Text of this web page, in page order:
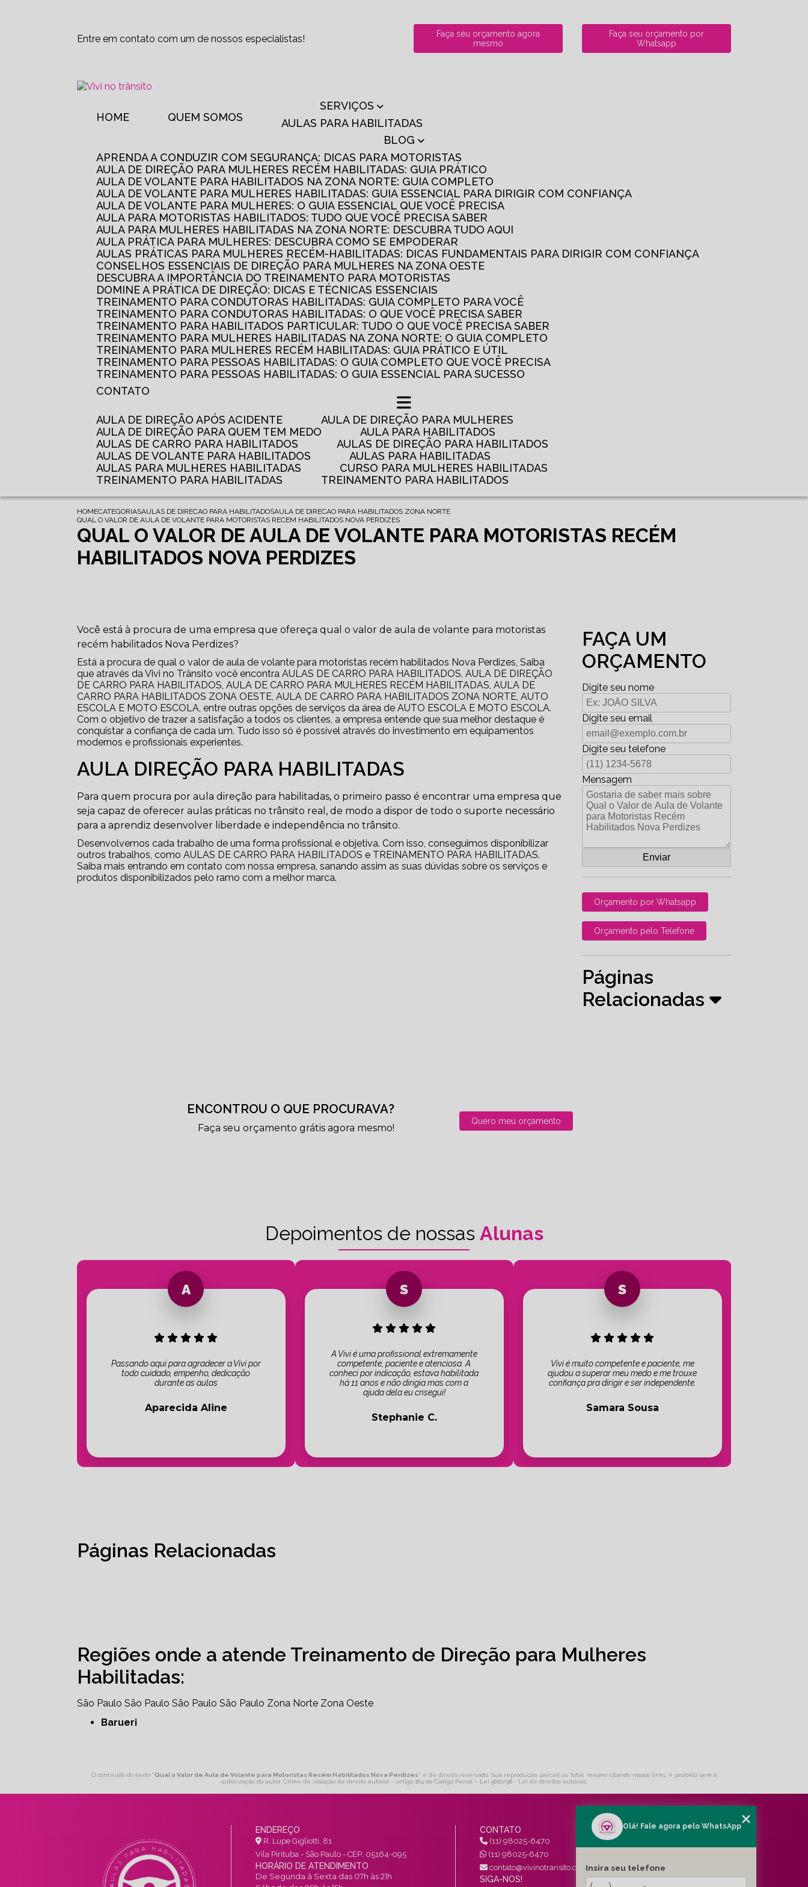
Entre em contato com um de nossos especialistas!
Faça seu orçamento agora
mesmo
Faça seu orçamento por
Whatsapp
HOME QUEM SOMOS
SERVIÇOS
AULAS PARA HABILITADAS
BLOG
APRENDA A CONDUZIR COM SEGURANÇA: DICAS PARA MOTORISTAS
AULA DE DIREÇÃO PARA MULHERES RECÉM HABILITADAS: GUIA PRÁTICO
AULA DE VOLANTE PARA HABILITADOS NA ZONA NORTE: GUIA COMPLETO
AULA DE VOLANTE PARA MULHERES HABILITADAS: GUIA ESSENCIAL PARA DIRIGIR COM CONFIANÇA
AULA DE VOLANTE PARA MULHERES: O GUIA ESSENCIAL QUE VOCÊ PRECISA
AULA PARA MOTORISTAS HABILITADOS: TUDO QUE VOCÊ PRECISA SABER
AULA PARA MULHERES HABILITADAS NA ZONA NORTE: DESCUBRA TUDO AQUI
AULA PRÁTICA PARA MULHERES: DESCUBRA COMO SE EMPODERAR
AULAS PRÁTICAS PARA MULHERES RECÉM-HABILITADAS: DICAS FUNDAMENTAIS PARA DIRIGIR COM CONFIANÇA
CONSELHOS ESSENCIAIS DE DIREÇÃO PARA MULHERES NA ZONA OESTE
DESCUBRA A IMPORTÂNCIA DO TREINAMENTO PARA MOTORISTAS
DOMINE A PRÁTICA DE DIREÇÃO: DICAS E TÉCNICAS ESSENCIAIS
TREINAMENTO PARA CONDUTORAS HABILITADAS: GUIA COMPLETO PARA VOCÊ
TREINAMENTO PARA CONDUTORAS HABILITADAS: O QUE VOCÊ PRECISA SABER
TREINAMENTO PARA HABILITADOS PARTICULAR: TUDO O QUE VOCÊ PRECISA SABER
TREINAMENTO PARA MULHERES HABILITADAS NA ZONA NORTE: O GUIA COMPLETO
TREINAMENTO PARA MULHERES RECÉM HABILITADAS: GUIA PRÁTICO E ÚTIL
TREINAMENTO PARA PESSOAS HABILITADAS: O GUIA COMPLETO QUE VOCÊ PRECISA
TREINAMENTO PARA PESSOAS HABILITADAS: O GUIA ESSENCIAL PARA SUCESSO
CONTATO
AULA DE DIREÇÃO APÓS ACIDENTE
AULA DE DIREÇÃO PARA MULHERES
AULA DE DIREÇÃO PARA QUEM TEM MEDO
AULA PARA HABILITADOS
AULAS DE CARRO PARA HABILITADOS
AULAS DE DIREÇÃO PARA HABILITADOS
AULAS DE VOLANTE PARA HABILITADOS
AULAS PARA HABILITADAS
AULAS PARA MULHERES HABILITADAS
CURSO PARA MULHERES HABILITADAS
TREINAMENTO PARA HABILITADAS
TREINAMENTO PARA HABILITADOS
HOMECATEGORIASAULAS DE DIRECAO PARA HABILITADOSAULA DE DIRECAO PARA HABILITADOS ZONA NORTE
QUAL O VALOR DE AULA DE VOLANTE PARA MOTORISTAS RECEM HABILITADOS NOVA PERDIZES
QUAL O VALOR DE AULA DE VOLANTE PARA MOTORISTAS RECÉM
HABILITADOS NOVA PERDIZES
Você está à procura de uma empresa que ofereça qual o valor de aula de volante para motoristas
recém habilitados Nova Perdizes?
Está a procura de qual o valor de aula de volante para motoristas recém habilitados Nova Perdizes, Saiba
que através da Vivi no Trânsito você encontra AULAS DE CARRO PARA HABILITADOS, AULA DE DIREÇÃO
DE CARRO PARA HABILITADOS, AULA DE CARRO PARA MULHERES RECÉM HABILITADAS, AULA DE
CARRO PARA HABILITADOS ZONA OESTE, AULA DE CARRO PARA HABILITADOS ZONA NORTE, AUTO
ESCOLA E MOTO ESCOLA, entre outras opções de serviços da área de AUTO ESCOLA E MOTO ESCOLA.
Com o objetivo de trazer a satisfação a todos os clientes, a empresa entende que sua melhor destaque é
conquistar a confiança de cada um. Tudo isso só é possível através do investimento em equipamentos
modernos e profissionais experientes.
AULA DIREÇÃO PARA HABILITADAS
Para quem procura por aula direção para habilitadas, o primeiro passo é encontrar uma empresa que
seja capaz de oferecer aulas práticas no trânsito real, de modo a dispor de todo o suporte necessário
para a aprendiz desenvolver liberdade e independência no trânsito.
Desenvolvemos cada trabalho de uma forma profissional e objetiva. Com isso, conseguimos disponibilizar
outros trabalhos, como AULAS DE CARRO PARA HABILITADOS e TREINAMENTO PARA HABILITADAS.
Saiba mais entrando em contato com nossa empresa, sanando assim as suas dúvidas sobre os serviços e
produtos disponibilizados pelo ramo com a melhor marca.
FAÇA UM
ORÇAMENTO
Digite seu nome
Digite seu email
Digite seu telefone
Mensagem
Orçamento por Whatsapp
Orçamento pelo Telefone
Páginas
Relacionadas
ENCONTROU O QUE PROCURAVA?
Faça seu orçamento grátis agora mesmo!
Quero meu orçamento
Depoimentos de nossas Alunas
Passando aqui para agradecer a Vivi por
todo cuidado, empenho, dedicação
durante as aulas
Aparecida Aline
A Vivi é uma profissional extremamente
competente, paciente e atenciosa. A
conheci por indicação, estava habilitada
há 11 anos e não dirigia mas com a
ajuda dela eu cnsegui!
Stephanie C.
Vivi é muito competente e paciente, me
ajudou a superar meu medo e me trouxe
confiança pra dirigir e ser independente.
Samara Sousa
Páginas Relacionadas
Regiões onde a atende Treinamento de Direção para Mulheres
Habilitadas:
São Paulo São Paulo São Paulo São Paulo Zona Norte Zona Oeste
Barueri
O conteúdo do texto "Qual o Valor de Aula de Volante para Motoristas Recém Habilitados Nova Perdizes" é de direito reservado. Sua reprodução, parcial ou total, mesmo citando nossos links, é proibida sem a
autorização do autor. Crime de violação de direito autoral – artigo 184 do Código Penal – Lei 9610/98 - Lei de direitos autorais.
ENDEREÇO
R. Lupe Gigliotti, 81
Vila Pirituba - São Paulo - CEP: 05164-095
HORÁRIO DE ATENDIMENTO
De Segunda à Sexta das 07h às 21h
CONTATO
(11) 98025-6470
(11) 98025-6470
contato@vivinotransito.com.br
SIGA-NOS!
MENU
SERVIÇOS
Olá! Fale agora pelo WhatsApp
Insira seu telefone